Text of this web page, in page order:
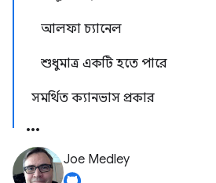
আলফা চ্যানেল
শুধুমাত্র একটি হতে পারে
সমর্থিত ক্যানভাস প্রকার
Joe Medley